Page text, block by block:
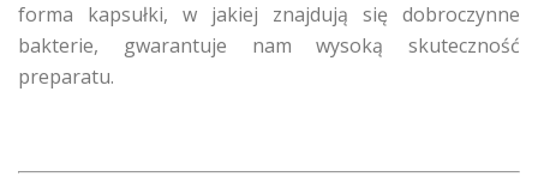
forma kapsułki, w jakiej znajdują się dobroczynne
bakterie, gwarantuje nam wysoką skuteczność
preparatu.